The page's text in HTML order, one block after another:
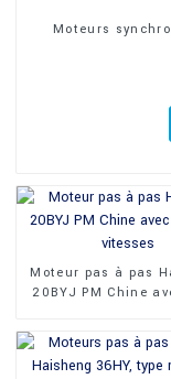
Moteurs
Moteur pas à pas
20BYJ PM Chine